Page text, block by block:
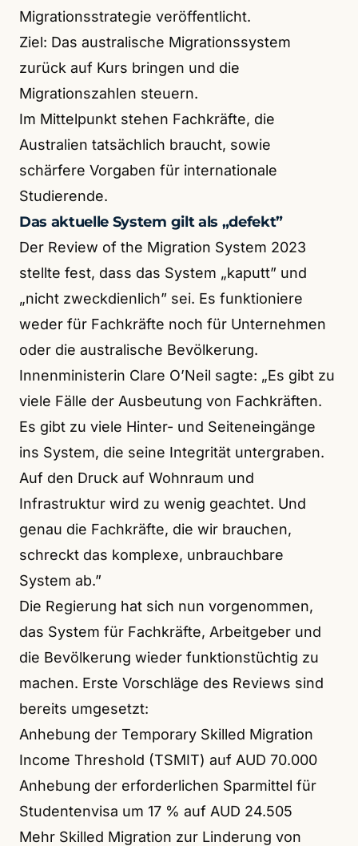
Migrationsstrategie veröffentlicht.
Ziel: Das australische Migrationssystem
zurück auf Kurs bringen und die
Migrationszahlen steuern.
Im Mittelpunkt stehen Fachkräfte, die
Australien tatsächlich braucht, sowie
schärfere Vorgaben für internationale
Studierende.
Das aktuelle System gilt als „defekt”
Der Review of the Migration System 2023
stellte fest, dass das System „kaputt” und
„nicht zweckdienlich” sei. Es funktioniere
weder für Fachkräfte noch für Unternehmen
oder die australische Bevölkerung.
Innenministerin Clare O’Neil sagte: „Es gibt zu
viele Fälle der Ausbeutung von Fachkräften.
Es gibt zu viele Hinter- und Seiteneingänge
ins System, die seine Integrität untergraben.
Auf den Druck auf Wohnraum und
Infrastruktur wird zu wenig geachtet. Und
genau die Fachkräfte, die wir brauchen,
schreckt das komplexe, unbrauchbare
System ab.”
Die Regierung hat sich nun vorgenommen,
das System für Fachkräfte, Arbeitgeber und
die Bevölkerung wieder funktionstüchtig zu
machen. Erste Vorschläge des Reviews sind
bereits umgesetzt:
Anhebung der Temporary Skilled Migration
Income Threshold (TSMIT) auf AUD 70.000
Anhebung der erforderlichen Sparmittel für
Studentenvisa um 17 % auf AUD 24.505
Mehr Skilled Migration zur Linderung von